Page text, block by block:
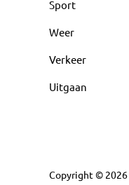
Sport
Weer
Verkeer
Uitgaan
Copyright © 2026